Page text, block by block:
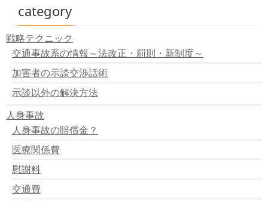
当て逃げ（あて逃げ）～物損のみ～
人身事故の行政処分～違反点数は？～
「事故有等級」で保険料が増える～2013年から～
約款編：加害者の保険会社と示談交渉をしたくない！
ひき逃げの罰則
交通事故専門家というのは？
交通事故の示談は損保会社によって対応が違う？
交通事故で健康保険を使用する事に反対する医師会
category
戦略テクニック
交通事故系の情報～法改正・罰則・新制度～
加害者の示談交渉話術
示談以外の解決方法
人身事故
人身事故の賠償金？
医療関係費
慰謝料
交通費